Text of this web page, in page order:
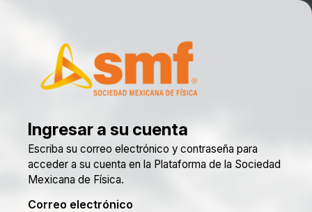
Ingresar a su cuenta
Escriba su correo electrónico y contraseña para
acceder a su cuenta en la Plataforma de la Sociedad
Mexicana de Física.
Correo electrónico